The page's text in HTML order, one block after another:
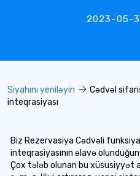
2023-05-
Siyahını yeniləyin
Cədvəl
inteqrasiyası
Biz Rezervasiya Cədvəli
inteqrasiyasının əlavə
Çox tələb olunan bu xüsusiyyət